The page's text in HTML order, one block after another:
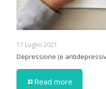
17 Luglio 2021
Depressione (e
Read more